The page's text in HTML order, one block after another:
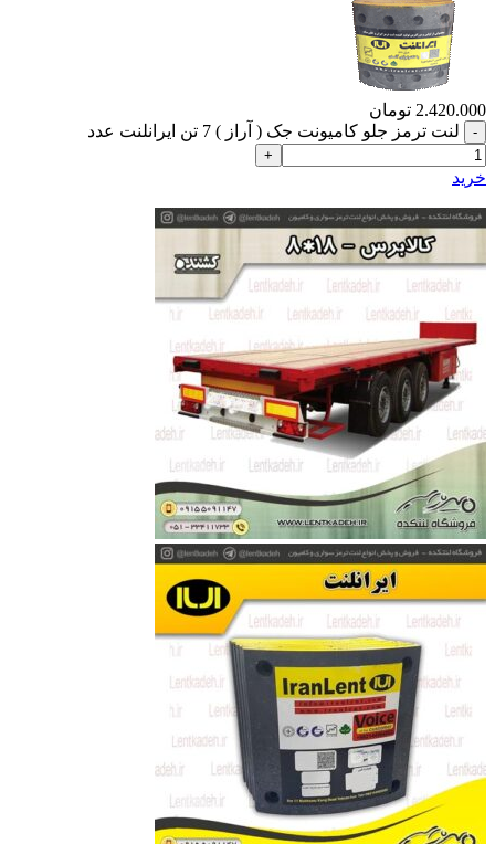
2.420.000 تومان
لنت ترمز جلو کامیونت جک ( آراز ) 7 تن ایرانلنت عدد
خرید